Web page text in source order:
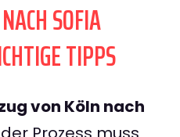
SOFIA
TIPPS
von Köln nach